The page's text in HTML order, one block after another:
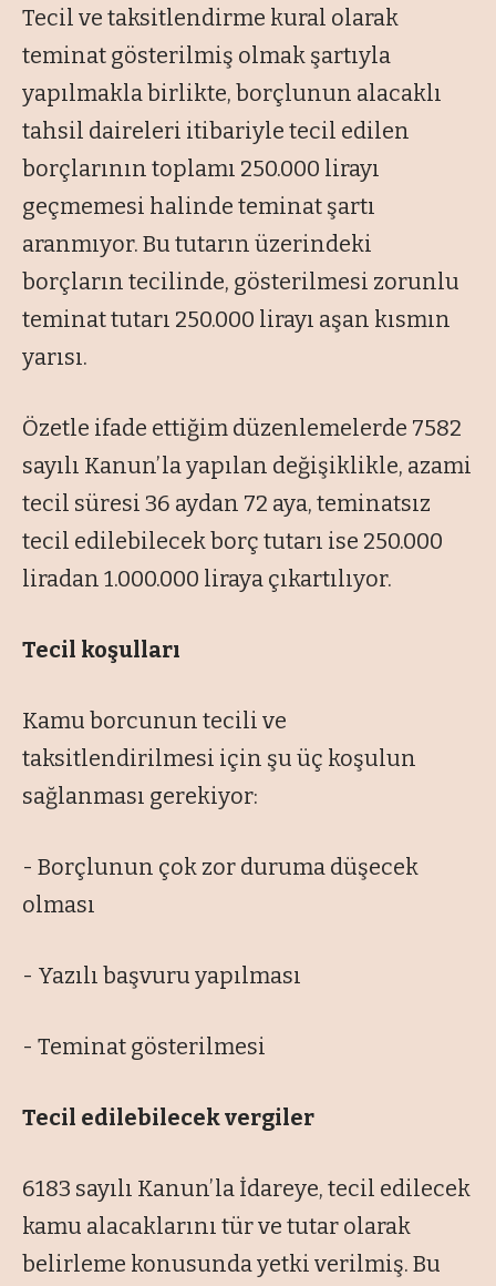
Tecil ve taksitlendirme kural olarak
teminat gösterilmiş olmak şartıyla
yapılmakla birlikte, borçlunun alacaklı
tahsil daireleri itibariyle tecil edilen
borçlarının toplamı 250.000 lirayı
geçmemesi halinde teminat şartı
aranmıyor. Bu tutarın üzerindeki
borçların tecilinde, gösterilmesi zorunlu
teminat tutarı 250.000 lirayı aşan kısmın
yarısı.
Özetle ifade ettiğim düzenlemelerde 7582
sayılı Kanun’la yapılan değişiklikle, azami
tecil süresi 36 aydan 72 aya, teminatsız
tecil edilebilecek borç tutarı ise 250.000
liradan 1.000.000 liraya çıkartılıyor.
Tecil koşulları
Kamu borcunun tecili ve
taksitlendirilmesi için şu üç koşulun
sağlanması gerekiyor:
- Borçlunun çok zor duruma düşecek
olması
- Yazılı başvuru yapılması
- Teminat gösterilmesi
Tecil edilebilecek vergiler
6183 sayılı Kanun’la İdareye, tecil edilecek
kamu alacaklarını tür ve tutar olarak
belirleme konusunda yetki verilmiş. Bu